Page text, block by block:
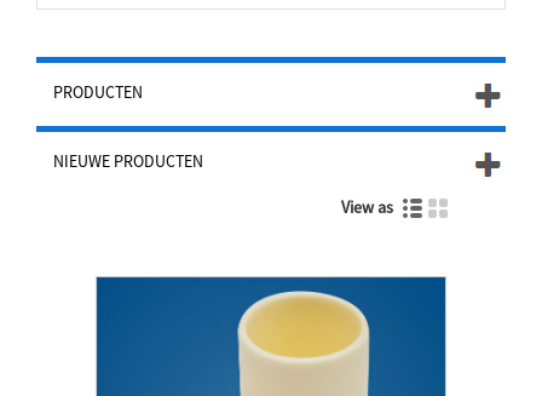
PRODUCTEN
NIEUWE PRODUCTEN
View as